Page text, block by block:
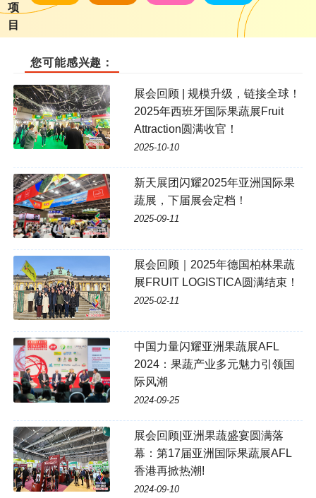
项
目
您可能感兴趣：
展会回顾 | 规模升级，链接全球！
2025年西班牙国际果蔬展Fruit
Attraction圆满收官！
2025-10-10
新天展团闪耀2025年亚洲国际果
蔬展，下届展会定档！
2025-09-11
展会回顾｜2025年德国柏林果蔬
展FRUIT LOGISTICA圆满结束！
2025-02-11
中国力量闪耀亚洲果蔬展AFL
2024：果蔬产业多元魅力引领国
际风潮
2024-09-25
展会回顾|亚洲果蔬盛宴圆满落
幕：第17届亚洲国际果蔬展AFL
香港再掀热潮!
2024-09-10